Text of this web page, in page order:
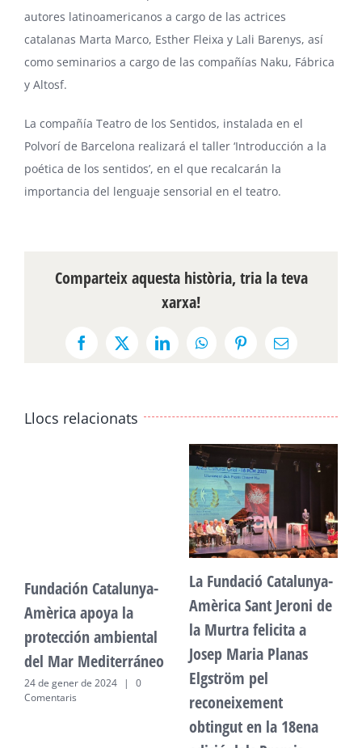
autores latinoamericanos a cargo de las actrices
catalanas Marta Marco, Esther Fleixa y Lali Barenys, así
como seminarios a cargo de las compañías Naku, Fábrica
y Altosf.
La compañía Teatro de los Sentidos, instalada en el
Polvorí de Barcelona realizará el taller ‘Introducción a la
poética de los sentidos’, en el que recalcarán la
importancia del lenguaje sensorial en el teatro.
Comparteix aquesta història, tria la teva
xarxa!
Facebook
X LinkedInWhatsAppPinterestEmail:
Llocs relacionats
Fundación Catalunya-
Amèrica apoya la
protección ambiental
del Mar Mediterráneo
24 de gener de 2024 |
0
Comentaris
La Fundació Catalunya-
Amèrica Sant Jeroni de
la Murtra felicita a
Josep Maria Planas
Elgström pel
reconeixement
obtingut en la 18ena